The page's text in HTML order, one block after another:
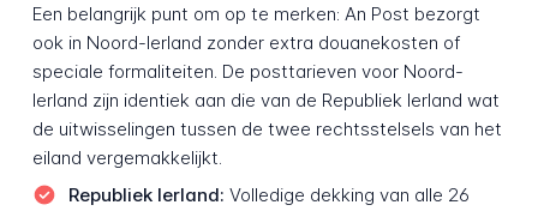
Een belangrijk punt om op te merken: An Post bezorgt
ook in Noord-Ierland zonder extra douanekosten of
speciale formaliteiten. De posttarieven voor Noord-
Ierland zijn identiek aan die van de Republiek Ierland wat
de uitwisselingen tussen de twee rechtsstelsels van het
eiland vergemakkelijkt.
Republiek Ierland: Volledige dekking van alle 26